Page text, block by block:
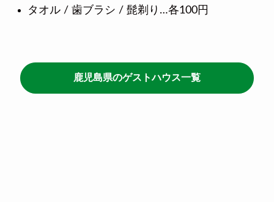
タオル / 歯ブラシ / 髭剃り…各100円
鹿児島県のゲストハウス一覧